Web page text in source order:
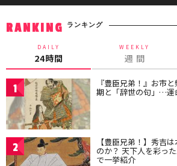
RANKING ランキング
DAILY
24時間
WEEKLY
週 間
1 『豊臣兄弟！』お市
期と「辞世の句」…運
2 【豊臣兄弟！】秀吉
のか？ 天下人を彩っ
で一挙紹介